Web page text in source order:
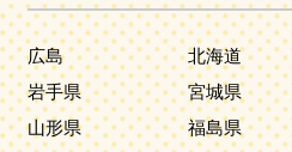
広島 北海道
岩手県
宮城県
山形県
福島県